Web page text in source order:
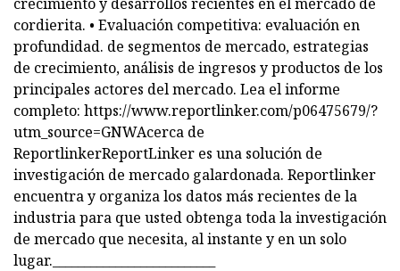
cordierita. • Evaluación competitiva: evaluación en
profundidad. de segmentos de mercado, estrategias
de crecimiento, análisis de ingresos y productos de los
principales actores del mercado. Lea el informe
completo: https://www.reportlinker.com/p06475679/?
utm_source=GNWAcerca de
ReportlinkerReportLinker es una solución de
investigación de mercado galardonada. Reportlinker
encuentra y organiza los datos más recientes de la
industria para que usted obtenga toda la investigación
de mercado que necesita, al instante y en un solo
lugar.__________________________